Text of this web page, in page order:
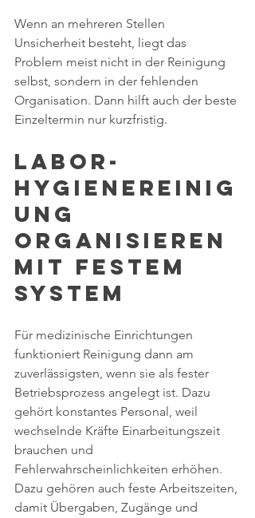
Wenn an mehreren Stellen
Unsicherheit besteht, liegt das
Problem meist nicht in der Reinigung
selbst, sondern in der fehlenden
Organisation. Dann hilft auch der beste
Einzeltermin nur kurzfristig.
Labor-
Hygienereinig
ung
organisieren
mit festem
System
Für medizinische Einrichtungen
funktioniert Reinigung dann am
zuverlässigsten, wenn sie als fester
Betriebsprozess angelegt ist. Dazu
gehört konstantes Personal, weil
wechselnde Kräfte Einarbeitungszeit
brauchen und
Fehlerwahrscheinlichkeiten erhöhen.
Dazu gehören auch feste Arbeitszeiten,
damit Übergaben, Zugänge und